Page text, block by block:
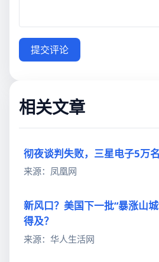
提交评论
相关文章
彻夜谈判失败，三星电子5万
来源：凤凰网
新风口？美国下一批“暴涨山
得及？
来源：华人生活网